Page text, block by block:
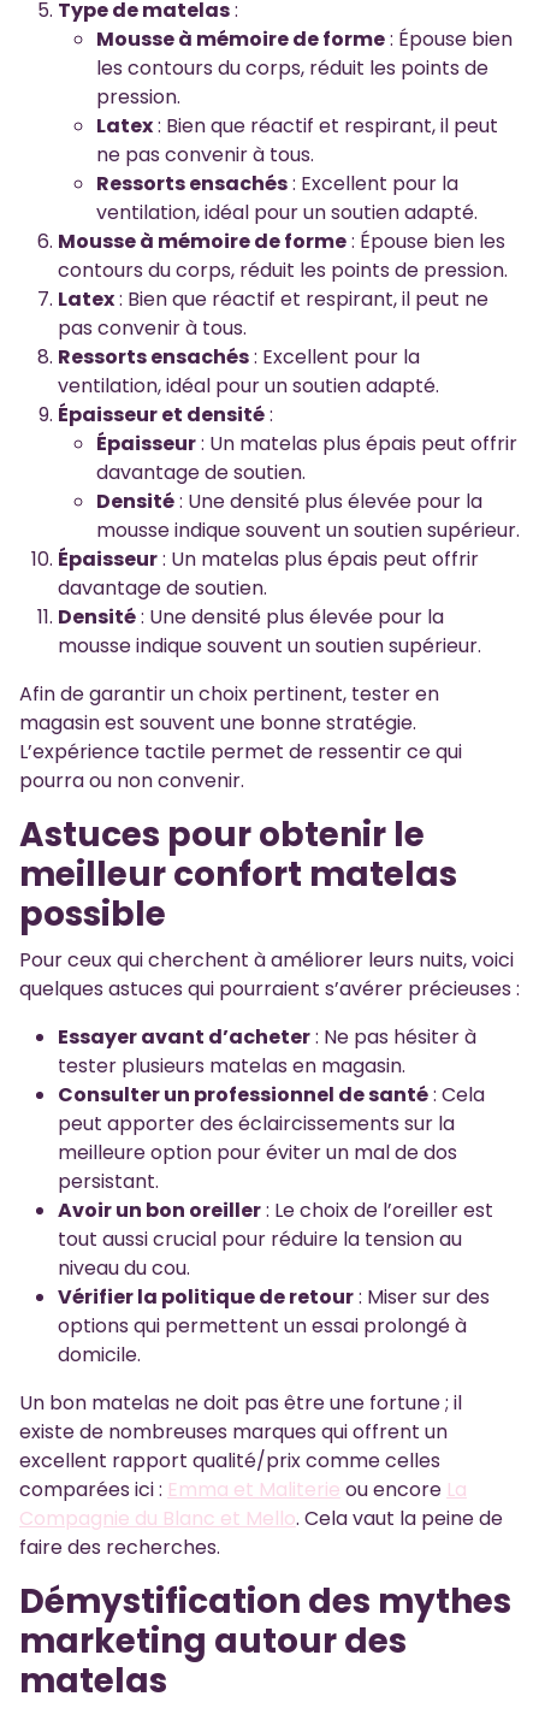
Type de matelas:
Mousse à mémoire de forme: Épouse bien
les contours du corps, réduit les points de
pression.
Latex: Bien que réactif et respirant, il peut
ne pas convenir à tous.
Ressorts ensachés: Excellent pour la
ventilation, idéal pour un soutien adapté.
Mousse à mémoire de forme: Épouse bien les
contours du corps, réduit les points de pression.
Latex: Bien que réactif et respirant, il peut ne
pas convenir à tous.
Ressorts ensachés: Excellent pour la
ventilation, idéal pour un soutien adapté.
Épaisseur et densité:
Épaisseur: Un matelas plus épais peut offrir
davantage de soutien.
Densité: Une densité plus élevée pour la
mousse indique souvent un soutien supérieur.
Épaisseur: Un matelas plus épais peut offrir
davantage de soutien.
Densité: Une densité plus élevée pour la
mousse indique souvent un soutien supérieur.
Afin de garantir un choix pertinent, tester en
magasin est souvent une bonne stratégie.
L’expérience tactile permet de ressentir ce qui
pourra ou non convenir.
Astuces pour obtenir le
meilleur confort matelas
possible
Pour ceux qui cherchent à améliorer leurs nuits, voici
quelques astuces qui pourraient s’avérer précieuses :
Essayer avant d’acheter: Ne pas hésiter à
tester plusieurs matelas en magasin.
Consulter un professionnel de santé: Cela
peut apporter des éclaircissements sur la
meilleure option pour éviter un mal de dos
persistant.
Avoir un bon oreiller: Le choix de l’oreiller est
tout aussi crucial pour réduire la tension au
niveau du cou.
Vérifier la politique de retour: Miser sur des
options qui permettent un essai prolongé à
domicile.
Un bon matelas ne doit pas être une fortune ; il
existe de nombreuses marques qui offrent un
excellent rapport qualité/prix comme celles
comparées ici : Emma et Maliterie ou encore La
Compagnie du Blanc et Mello. Cela vaut la peine de
faire des recherches.
Démystification des mythes
marketing autour des
matelas